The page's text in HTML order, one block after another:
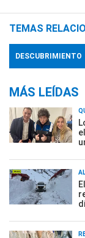
TEMAS
DESCUBRIMIENTO
MÁS LEÍDAS